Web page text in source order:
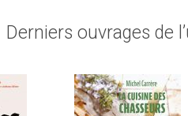
Derniers ouvrages de